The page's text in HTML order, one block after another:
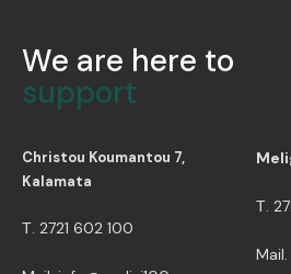
We are here to
support
Christou Koumantou 7,
Kalamata
Τ. 2721 602 100
Τ.